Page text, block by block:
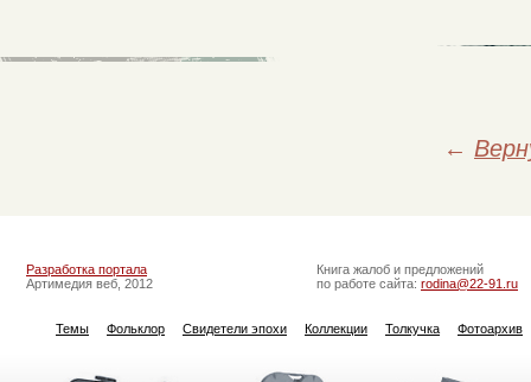
←
Разработка портала
Артимедия веб, 2012
Книга жалоб и предложений
по работе сайта: rodina@22-91.ru
Темы Фольклор Свидетели эпохи Коллекции Толкучка Фотоархив